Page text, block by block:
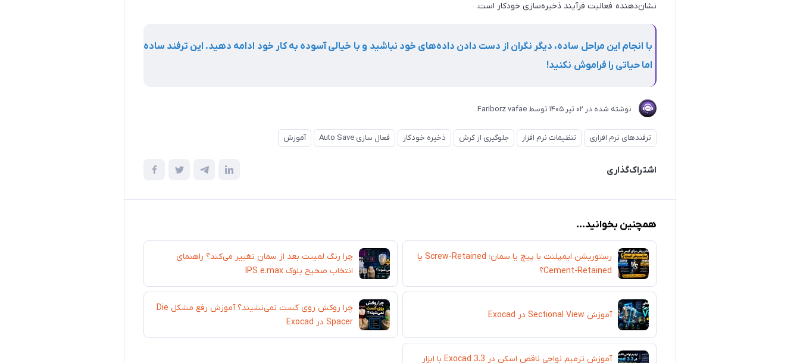
نشان‌دهنده فعالیت فرآیند ذخیره‌سازی خودکار است.
با انجام این مراحل ساده، دیگر نگران از دست دادن داده‌های خود نباشید و با خیالی آسوده به کار خود ادامه دهید. این ترفند ساده
اما حیاتی را فراموش نکنید!
نوشته شده در 02 تير 1405 توسط Fariborz vafae
ترفندهای نرم افزاری تنظیمات نرم افزار جلوگیری از کرش ذخیره خودکار فعال سازی Auto Save آموزش
اشتراک‌گذاری
همچنین بخوانید...
رستوریشن ایمپلنت با پیچ یا سمان؛ Screw-Retained یا
Cement-Retained؟
چرا رنگ لمینت بعد از سمان تغییر می‌کند؟ راهنمای
انتخاب صحیح بلوک IPS e.max
آموزش Sectional View در Exocad
چرا روکش روی کست نمی‌نشیند؟ آموزش رفع مشکل Die
Spacer در Exocad
آموزش ترمیم نواحی ناقص اسکن در Exocad 3.3 با ابزار